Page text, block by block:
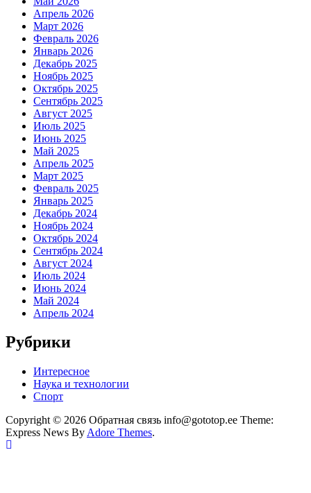
Апрель 2026
Март 2026
Февраль 2026
Январь 2026
Декабрь 2025
Ноябрь 2025
Октябрь 2025
Сентябрь 2025
Август 2025
Июль 2025
Июнь 2025
Май 2025
Апрель 2025
Март 2025
Февраль 2025
Январь 2025
Декабрь 2024
Ноябрь 2024
Октябрь 2024
Сентябрь 2024
Август 2024
Июль 2024
Июнь 2024
Май 2024
Апрель 2024
Рубрики
Интересное
Наука и технологии
Спорт
Copyright © 2026 Обратная связь info@gototop.ee Theme:
Express News By Adore Themes.